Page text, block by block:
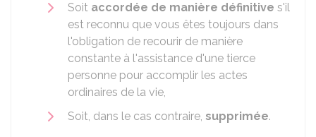
Soit accordée de manière définitive s'il
est reconnu que vous êtes toujours dans
l'obligation de recourir de manière
constante à l'assistance d'une tierce
personne pour accomplir les actes
ordinaires de la vie,
Soit, dans le cas contraire, supprimée.